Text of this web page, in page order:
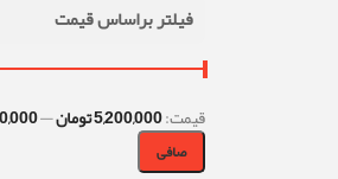
فیلتر براساس قیمت
صافی
قيمت:5,200,000 تومان —